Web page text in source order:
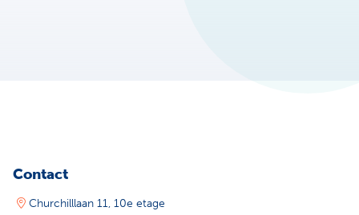
Contact
Churchilllaan 11, 10e etage